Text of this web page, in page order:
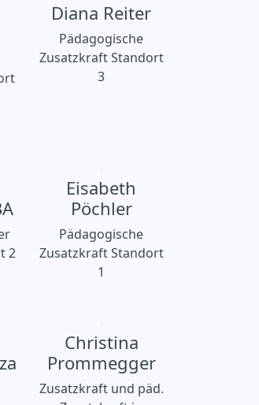
Diana Reiter
Pädagogische
Zusatzkraft Standort
3
2
Eisabeth
Pöchler
Pädagogische
Zusatzkraft Standort
1
Christina
Prommegger
Zusatzkraft und päd.